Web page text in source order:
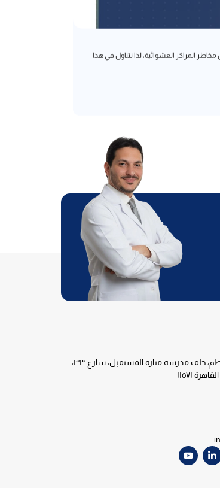
المراكز العشوائية، لذا نتناول في هذا
قطعة ٨٠٩١ - المقطم، خلف مدرسة منارة المستقبل، شارع ٣٣،
١١٥٧١